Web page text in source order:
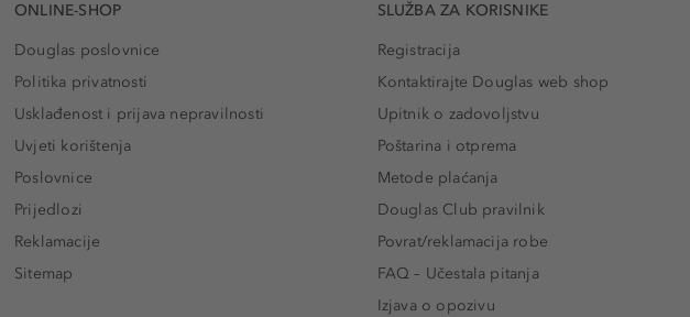
ONLINE-SHOP
Douglas poslovnice
Politika privatnosti
Usklađenost i prijava nepravilnosti
Uvjeti korištenja
Poslovnice
Prijedlozi
Reklamacije
Sitemap
SLUŽBA ZA KORISNIKE
Registracija
Kontaktirajte Douglas web shop
Upitnik o zadovoljstvu
Poštarina i otprema
Metode plaćanja
Douglas Club pravilnik
Povrat/reklamacija robe
FAQ – Učestala pitanja
Izjava o opozivu